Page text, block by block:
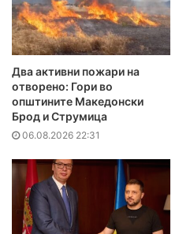
Два активни пожари на
отворено: Гори во
општините Македонски
Брод и Струмица
06.08.2026 22:31